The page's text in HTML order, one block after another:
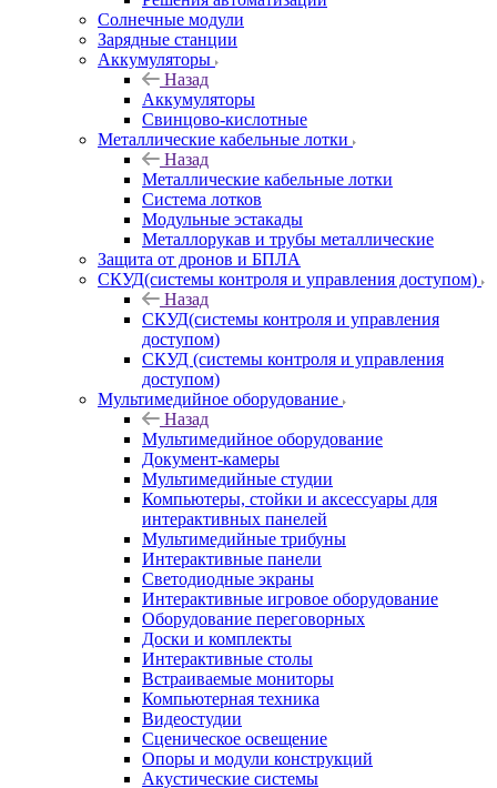
Солнечные модули
Зарядные станции
Аккумуляторы
Назад
Аккумуляторы
Свинцово-кислотные
Металлические кабельные лотки
Назад
Металлические кабельные лотки
Система лотков
Модульные эстакады
Металлорукав и трубы металлические
Защита от дронов и БПЛА
СКУД(системы контроля и управления доступом)
Назад
СКУД(системы контроля и управления
доступом)
СКУД (системы контроля и управления
доступом)
Мультимедийное оборудование
Назад
Мультимедийное оборудование
Документ-камеры
Мультимедийные студии
Компьютеры, стойки и аксессуары для
интерактивных панелей
Мультимедийные трибуны
Интерактивные панели
Светодиодные экраны
Интерактивные игровое оборудование
Оборудование переговорных
Доски и комплекты
Интерактивные столы
Встраиваемые мониторы
Компьютерная техника
Видеостудии
Cценическое освещение
Опоры и модули конструкций
Акустические системы